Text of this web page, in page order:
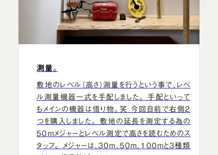
測量。
敷地のレベル（高さ）測量を行うという事で、レベ
ル測量機器一式を手配しました。 手配といって
もメインの機器は借り物。笑 今回自前で右側2
つを購入しました。 敷地の延長を測定する為の
50ｍメジャーとレベル測定で高さを読むためのス
タッフ。 メジャーは、30ｍ、50ｍ、100ｍと3種類